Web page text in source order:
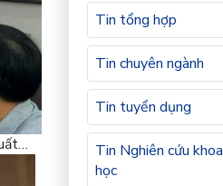
Tin tổng hợp
Tin chuyên ngành
Tin tuyển dụng
Tin Nghiên cứu khoa
học